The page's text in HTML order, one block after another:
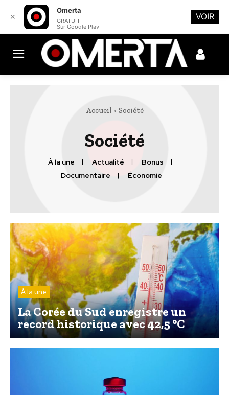
Accueil Société
Société
À la une Actualité
Bonus
Documentaire
Économie
À la une
La Corée du Sud enregistre un
record historique avec 42,5 °C
✕
Omerta
GRATUIT
Sur Google Play
VOIR